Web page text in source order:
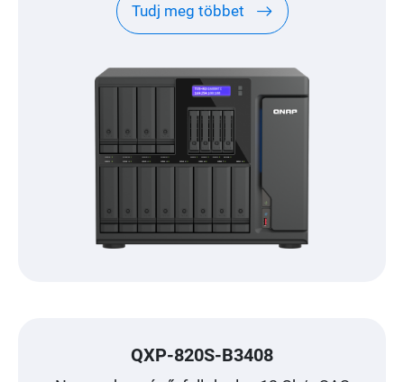
Tudj meg többet
QXP-820S-B3408